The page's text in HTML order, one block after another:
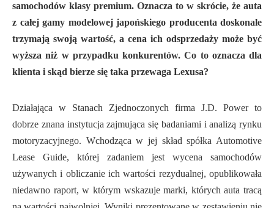
samochodów klasy premium. Oznacza to w skrócie, że auta
z całej gamy modelowej japońskiego producenta doskonale
trzymają swoją wartość, a cena ich odsprzedaży może być
wyższa niż w przypadku konkurentów. Co to oznacza dla
klienta i skąd bierze się taka przewaga Lexusa?
Działająca w Stanach Zjednoczonych firma J.D. Power to
dobrze znana instytucja zajmująca się badaniami i analizą rynku
motoryzacyjnego. Wchodząca w jej skład spółka Automotive
Lease Guide, której zadaniem jest wycena samochodów
używanych i obliczanie ich wartości rezydualnej, opublikowała
niedawno raport, w którym wskazuje marki, których auta tracą